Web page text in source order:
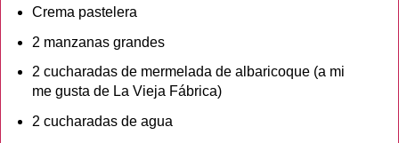
Crema pastelera
2 manzanas grandes
2 cucharadas de mermelada de albaricoque (a mi
me gusta de La Vieja Fábrica)
2 cucharadas de agua